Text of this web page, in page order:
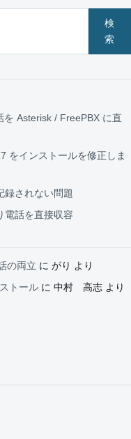
検
索
Asterisk / FreePBX に直
をインストールを修正しま
録されない問題
電話を直接収容
の両立 に がり より
トール に 中村 高志 より